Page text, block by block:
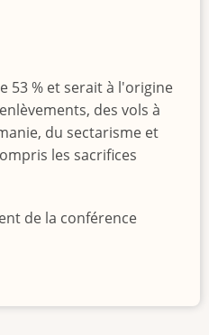
53 % et serait à l'origine
des vols à
du sectarisme et
les sacrifices
de la conférence